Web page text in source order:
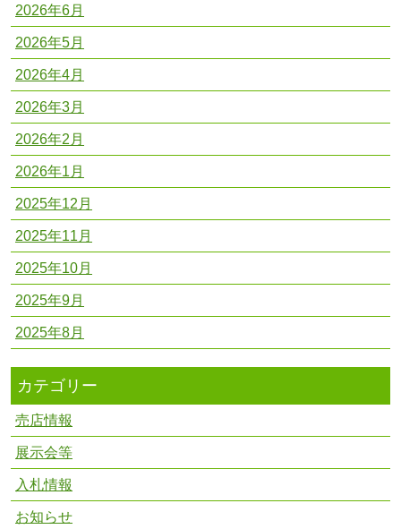
2026年6月
2026年5月
2026年4月
2026年3月
2026年2月
2026年1月
2025年12月
2025年11月
2025年10月
2025年9月
2025年8月
カテゴリー
売店情報
展示会等
入札情報
お知らせ